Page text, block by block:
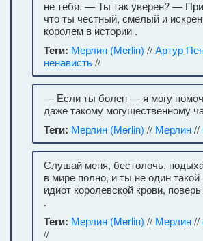
не тебя. — Ты так уверен? —
что ты честный, смелый и
королем в истории .
Теги: Мерлин (Merlin) //Артур
ненависть//
— Если ты болен — я могу
даже такому могущественному
Теги: Мерлин (Merlin) // Мерлин//
Слушай меня, бестолочь,
в мире полно, и ты не один
идиот королевской крови,
.
Теги: Мерлин (Merlin) // Мерлин//
//